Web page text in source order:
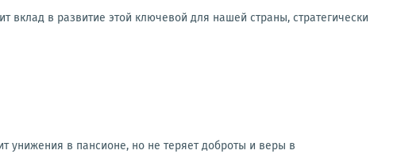
в развитие этой ключевой для нашей страны, стратегически
унижения в пансионе, но не теряет доброты и веры в